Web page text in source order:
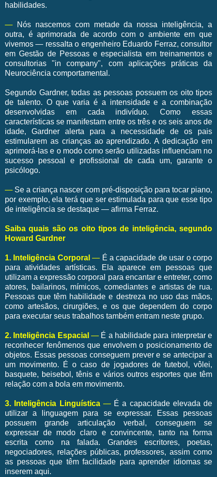
habilidades.
— Nós nascemos com metade da nossa inteligência, a
outra, é aprimorada de acordo com o ambiente em que
vivemos — ressalta o engenheiro Eduardo Ferraz, consultor
em Gestão de Pessoas e especialista em treinamentos e
consultorias "in company", com aplicações práticas da
Neurociência comportamental.
Segundo Gardner, todas as pessoas possuem os oito tipos
de talento. O que varia é a intensidade e a combinação
desenvolvidas em cada indivíduo. Como essas
características se manifestam entre os três e os seis anos de
idade, Gardner alerta para a necessidade de os pais
estimularem as crianças ao aprendizado. A dedicação em
aprimorá-las e o modo como serão utilizadas influenciam no
sucesso pessoal e profissional de cada um, garante o
psicólogo.
— Se a criança nascer com pré-disposição para tocar piano,
por exemplo, ela terá que ser estimulada para que esse tipo
de inteligência se destaque — afirma Ferraz.
Saiba quais são os oito tipos de inteligência, segundo
Howard Gardner
1. Inteligência Corporal — É a capacidade de usar o corpo
para atividades artísticas. Ela aparece em pessoas que
utilizam a expressão corporal para encantar e entreter, como
atores, bailarinos, mímicos, comediantes e artistas de rua.
Pessoas que têm habilidade e destreza no uso das mãos,
como artesãos, cirurgiões, e os que dependem do corpo
para executar seus trabalhos também entram neste grupo.
2. Inteligência Espacial — É a habilidade para interpretar e
reconhecer fenômenos que envolvem o posicionamento de
objetos. Essas pessoas conseguem prever e se antecipar a
um movimento. É o caso de jogadores de futebol, vôlei,
basquete, beisebol, tênis e vários outros esportes que têm
relação com a bola em movimento.
3. Inteligência Linguística—É a capacidade elevada de
utilizar a linguagem para se expressar. Essas pessoas
possuem grande articulação verbal, conseguem se
expressar de modo claro e convincente, tanto na forma
escrita como na falada. Grandes escritores, poetas,
negociadores, relações públicas, professores, assim como
as pessoas que têm facilidade para aprender idiomas se
inserem aqui.